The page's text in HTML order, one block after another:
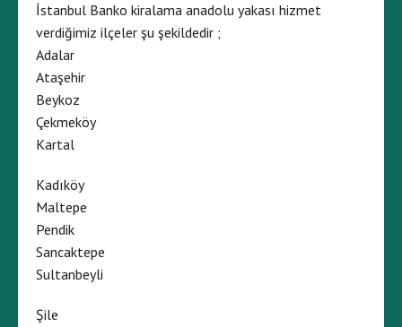
İstanbul Banko kiralama anadolu yakası hizmet
verdiğimiz ilçeler şu şekildedir ;
Adalar
Ataşehir
Beykoz
Çekmeköy
Kartal
Kadıköy
Maltepe
Pendik
Sancaktepe
Sultanbeyli
Şile